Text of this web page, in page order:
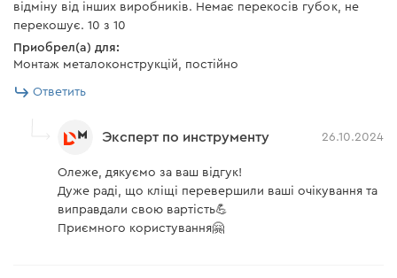
відміну від інших виробників. Немає перекосів губок, не
перекошує. 10 з 10
Приобрел(а) для:
Монтаж металоконструкцій, постійно
Ответить
Эксперт по инструменту 26.10.2024
Олеже, дякуємо за ваш відгук!
Дуже раді, що кліщі перевершили ваші очікування та
виправдали свою вартість💪
Приємного користування🤗